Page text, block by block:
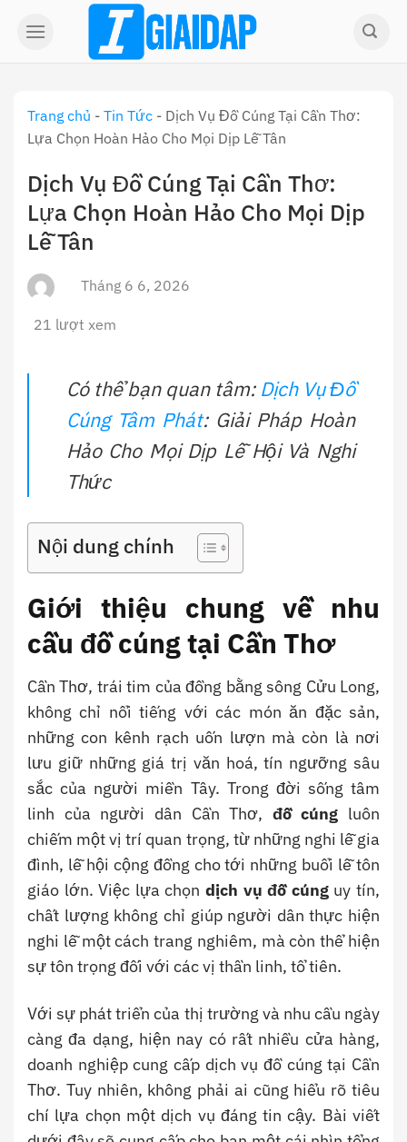
Trang chủ - Tin Tức - Dịch Vụ Đồ Cúng Tại Cần Thơ:
Lựa Chọn Hoàn Hảo Cho Mọi Dịp Lễ Tân
Dịch Vụ Đồ Cúng Tại Cần Thơ:
Lựa Chọn Hoàn Hảo Cho Mọi Dịp
Lễ Tân
Tháng 6 6, 2026
21 lượt xem
Có thể bạn quan tâm: Dịch Vụ Đồ
Cúng Tâm Phát: Giải Pháp Hoàn
Hảo Cho Mọi Dịp Lễ Hội Và Nghi
Thức
Nội dung chính
Giới thiệu chung về nhu
cầu đồ cúng tại Cần Thơ
Cần Thơ, trái tim của đồng bằng sông Cửu Long,
không chỉ nổi tiếng với các món ăn đặc sản,
những con kênh rạch uốn lượn mà còn là nơi
lưu giữ những giá trị văn hoá, tín ngưỡng sâu
sắc của người miền Tây. Trong đời sống tâm
linh của người dân Cần Thơ, đồ cúng luôn
chiếm một vị trí quan trọng, từ những nghi lễ gia
đình, lễ hội cộng đồng cho tới những buổi lễ tôn
giáo lớn. Việc lựa chọn dịch vụ đồ cúnguy tín,
chất lượng không chỉ giúp người dân thực hiện
nghi lễ một cách trang nghiêm, mà còn thể hiện
sự tôn trọng đối với các vị thần linh, tổ tiên.
Với sự phát triển của thị trường và nhu cầu ngày
càng đa dạng, hiện nay có rất nhiều cửa hàng,
doanh nghiệp cung cấp dịch vụ đồ cúng tại Cần
Thơ. Tuy nhiên, không phải ai cũng hiểu rõ tiêu
chí lựa chọn một dịch vụ đáng tin cậy. Bài viết